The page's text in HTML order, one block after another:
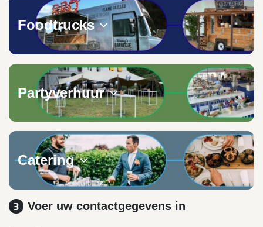
Foodtrucks
Partyverhuur
Catering
3 Voer uw contactgegevens in